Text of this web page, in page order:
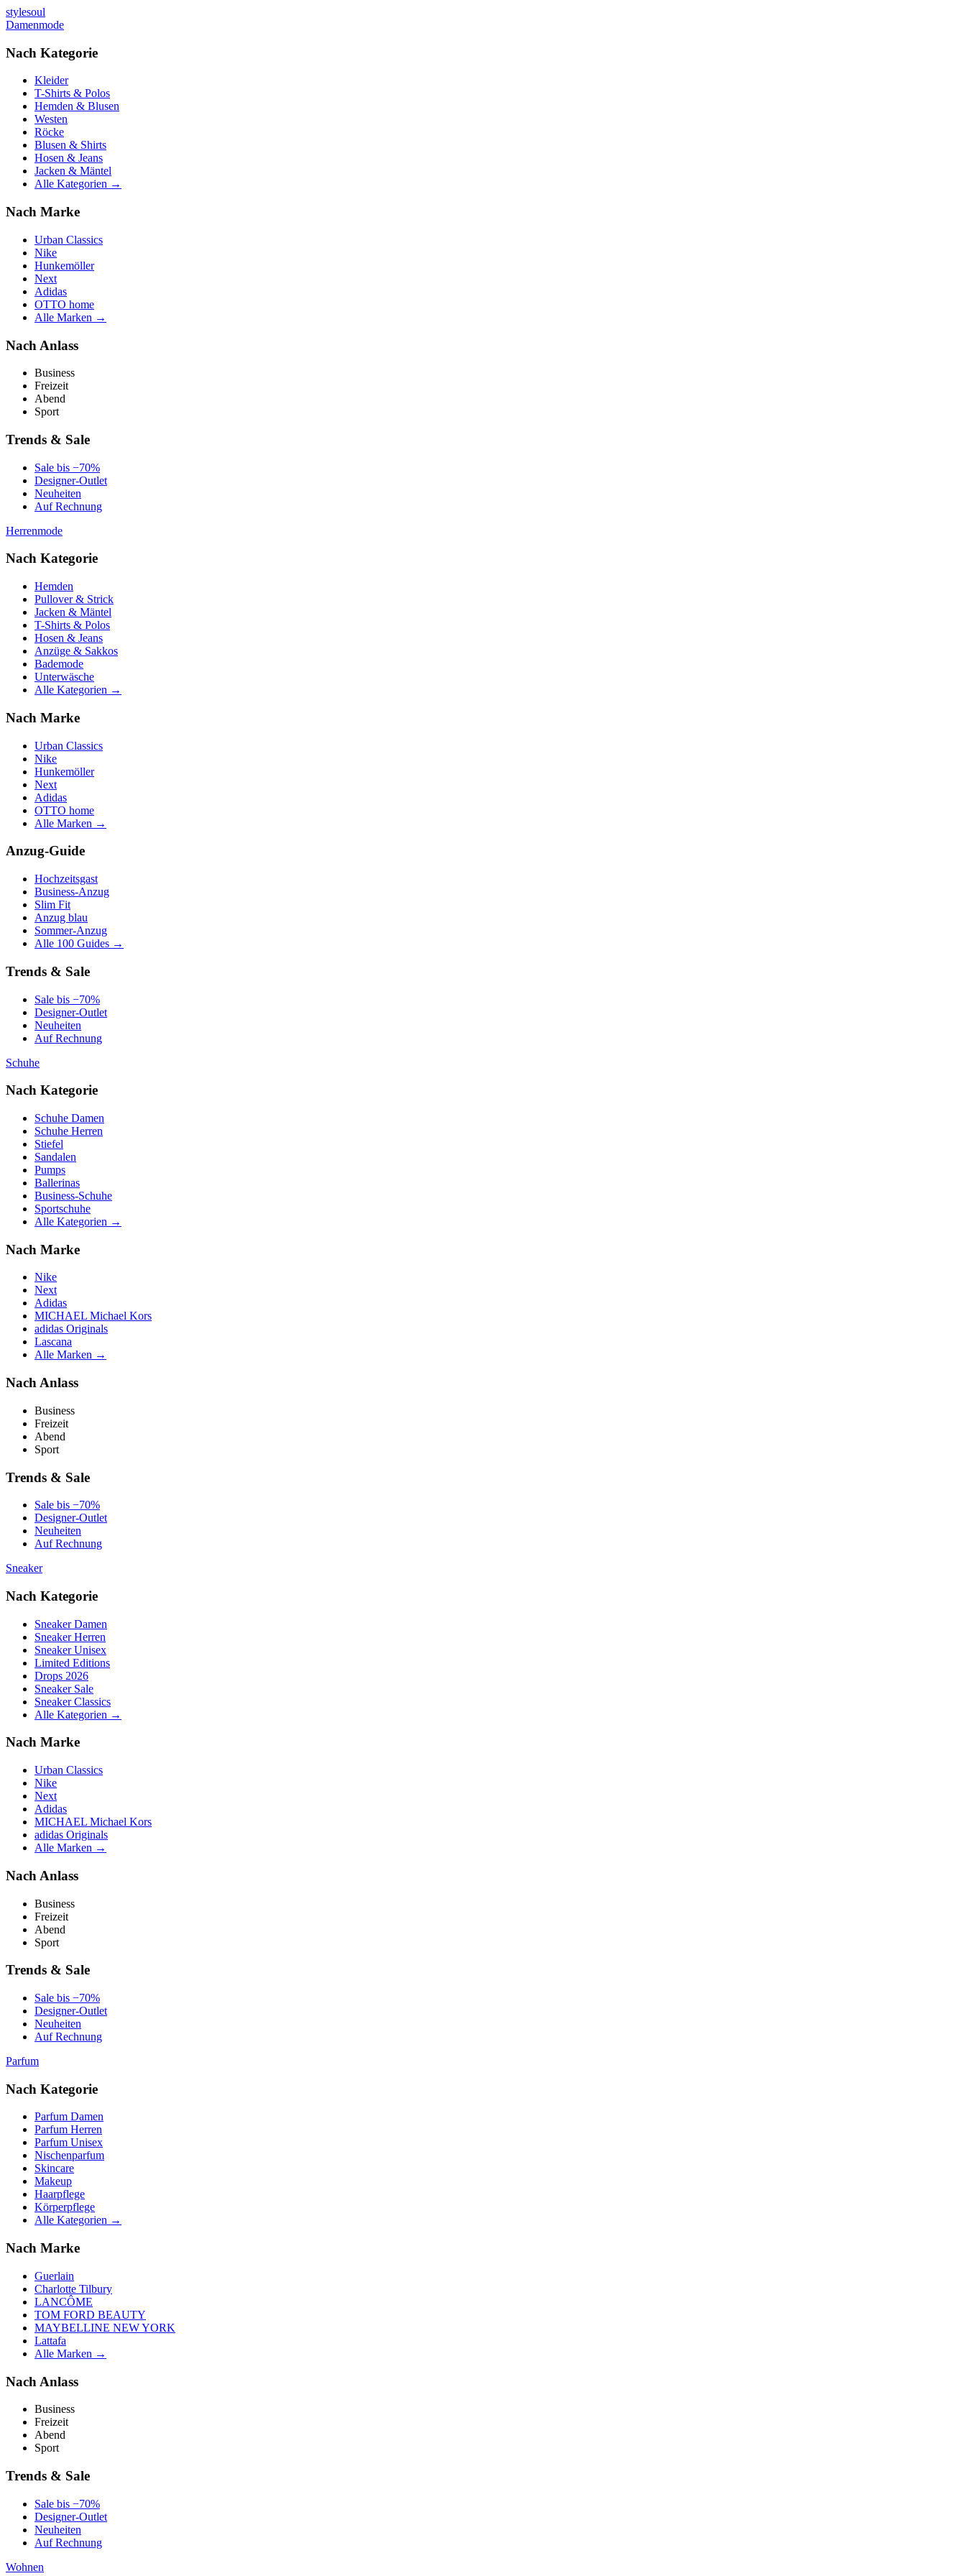
stylesoul
Damenmode
Nach Kategorie
Kleider
T-Shirts & Polos
Hemden & Blusen
Westen
Röcke
Blusen & Shirts
Hosen & Jeans
Jacken & Mäntel
Alle Kategorien →
Nach Marke
Urban Classics
Nike
Hunkemöller
Next
Adidas
OTTO home
Alle Marken →
Nach Anlass
Business
Freizeit
Abend
Sport
Trends & Sale
Sale bis −70%
Designer-Outlet
Neuheiten
Auf Rechnung
Herrenmode
Nach Kategorie
Hemden
Pullover & Strick
Jacken & Mäntel
T-Shirts & Polos
Hosen & Jeans
Anzüge & Sakkos
Bademode
Unterwäsche
Alle Kategorien →
Nach Marke
Urban Classics
Nike
Hunkemöller
Next
Adidas
OTTO home
Alle Marken →
Anzug-Guide
Hochzeitsgast
Business-Anzug
Slim Fit
Anzug blau
Sommer-Anzug
Alle 100 Guides →
Trends & Sale
Sale bis −70%
Designer-Outlet
Neuheiten
Auf Rechnung
Schuhe
Nach Kategorie
Schuhe Damen
Schuhe Herren
Stiefel
Sandalen
Pumps
Ballerinas
Business-Schuhe
Sportschuhe
Alle Kategorien →
Nach Marke
Nike
Next
Adidas
MICHAEL Michael Kors
adidas Originals
Lascana
Alle Marken →
Nach Anlass
Business
Freizeit
Abend
Sport
Trends & Sale
Sale bis −70%
Designer-Outlet
Neuheiten
Auf Rechnung
Sneaker
Nach Kategorie
Sneaker Damen
Sneaker Herren
Sneaker Unisex
Limited Editions
Drops 2026
Sneaker Sale
Sneaker Classics
Alle Kategorien →
Nach Marke
Urban Classics
Nike
Next
Adidas
MICHAEL Michael Kors
adidas Originals
Alle Marken →
Nach Anlass
Business
Freizeit
Abend
Sport
Trends & Sale
Sale bis −70%
Designer-Outlet
Neuheiten
Auf Rechnung
Parfum
Nach Kategorie
Parfum Damen
Parfum Herren
Parfum Unisex
Nischenparfum
Skincare
Makeup
Haarpflege
Körperpflege
Alle Kategorien →
Nach Marke
Guerlain
Charlotte Tilbury
LANCÔME
TOM FORD BEAUTY
MAYBELLINE NEW YORK
Lattafa
Alle Marken →
Nach Anlass
Business
Freizeit
Abend
Sport
Trends & Sale
Sale bis −70%
Designer-Outlet
Neuheiten
Auf Rechnung
Wohnen